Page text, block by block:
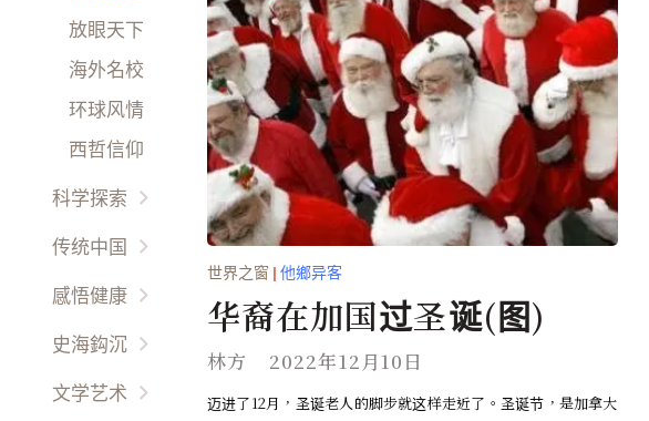
热点评论
财经动态
娱乐干线
時尚精品
放眼天下
海外名校
环球风情
西哲信仰
科学探索
宇宙時空
生命奥秘
传统中国
以人为鉴
天朝盛事
感悟健康
先科新觉
史海鈎沉
世界史话
文学艺术
世界之窗 | 他鄉异客
华裔在加国过圣诞(图)
林方 2022年12月10日
迈进了12月，圣诞老人的脚步就这样走近了。圣诞节，是加拿大